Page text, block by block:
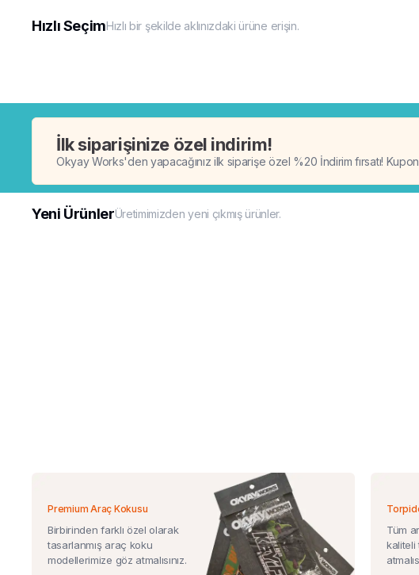
Hızlı SeçimHızlı bir şekilde aklınızdaki ürüne erişin.
İlk siparişinize özel indirim!
Okyay Works'den yapacağınız ilk siparişe özel %20 İndirim fırsatı!
Yeni ÜrünlerÜretimimizden yeni çıkmış ürünler.
Premium Araç Kokusu
Birbirinden farklı özel olarak
tasarlanmış araç koku
modellerimize göz atmalısınız.
Tüm
kaliteli